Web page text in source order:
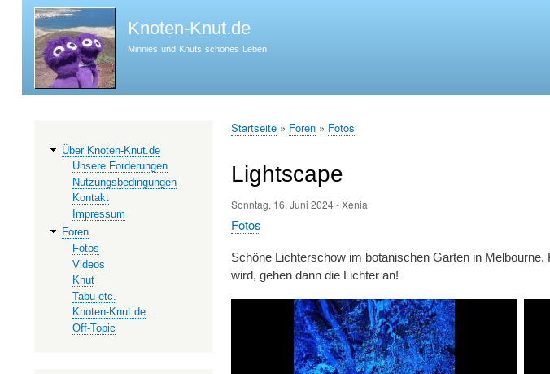
Knoten-Knut.de
Minnies und Knuts schönes Leben
Startseite Foren Fotos
Lightscape
Sonntag, 16. Juni 2024-Xenia
Fotos
Schöne Lichterschow im botanischen Garten in
wird, gehen dann die Lichter an!
Über Knoten-Knut.de
Unsere Forderungen
Nutzungsbedingungen
Kontakt
Impressum
Foren
Fotos
Videos
Knut
Tabu etc.
Knoten-Knut.de
Off-Topic